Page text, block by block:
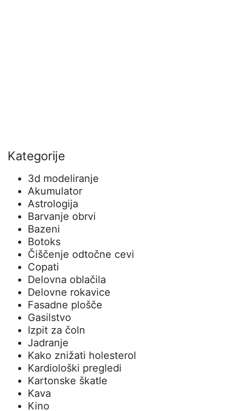
Kategorije
3d modeliranje
Akumulator
Astrologija
Barvanje obrvi
Bazeni
Botoks
Čiščenje odtočne cevi
Copati
Delovna oblačila
Delovne rokavice
Fasadne plošče
Gasilstvo
Izpit za čoln
Jadranje
Kako znižati holesterol
Kardiološki pregledi
Kartonske škatle
Kava
Kino